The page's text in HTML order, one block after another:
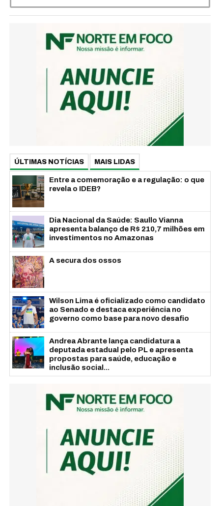
ÚLTIMAS NOTÍCIAS MAIS LIDAS
Entre a comemoração e a regulação: o que
revela o IDEB?
Dia Nacional da Saúde: Saullo Vianna
apresenta balanço de R$ 210,7 milhões em
investimentos no Amazonas
A secura dos ossos
Wilson Lima é oficializado como candidato
ao Senado e destaca experiência no
governo como base para novo desafio
Andrea Abrante lança candidatura a
deputada estadual pelo PL e apresenta
propostas para saúde, educação e
inclusão social...